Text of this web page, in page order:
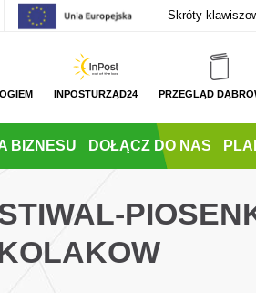
czcionki Skróty
INPOSTURZĄD24 PRZEGLĄD
BIZNESU DOŁĄCZ DO NAS